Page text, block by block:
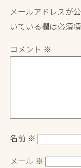
ョ
メールアドレスが
いている欄は必須
コメント ※
名前 ※
メール ※